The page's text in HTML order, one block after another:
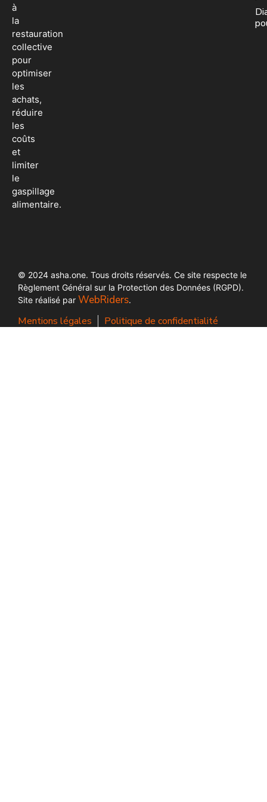
à
la
restauration
collective
pour
optimiser
les
achats,
réduire
les
coûts
et
limiter
le
gaspillage
alimentaire.
© 2024 asha.one. Tous droits réservés. Ce site respecte le
Règlement Général sur la Protection des Données (RGPD).
Site réalisé par WebRiders.
Mentions légales Politique de confidentialité